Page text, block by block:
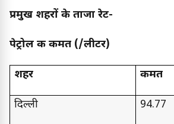
प्रमुख शहरों के ताजा रेट-
पेट्रोल की कीमत (₹/लीटर)
शहर कीमत
दिल्ली 94.77